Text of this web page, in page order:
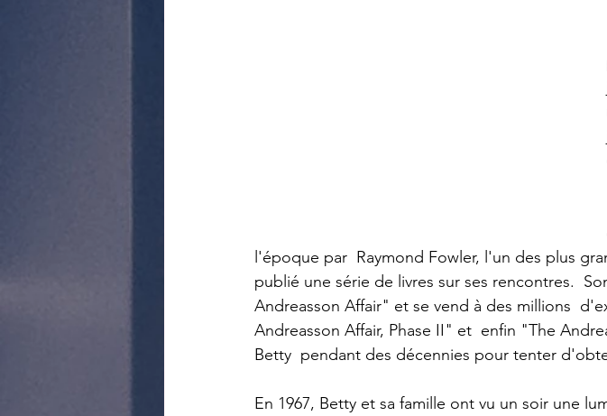
l'époque par  Raymond Fowler, l'un des plus
publié une série de livres sur ses rencontres.
Andreasson Affair" et se vend à des millions
Andreasson Affair, Phase II" et  enfin "The
Betty  pendant des décennies pour tenter
En 1967, Betty et sa famille ont vu un soir une